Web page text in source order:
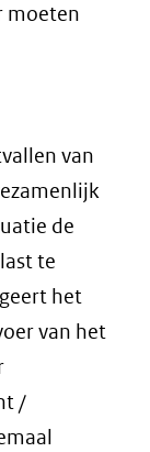
moeten
van
de
te
het
van het
/